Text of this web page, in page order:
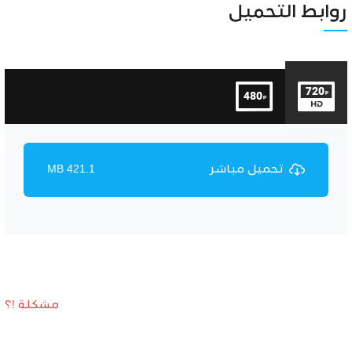
Unmute Settings
روابط التحميل
تحميل مباشر 421.1 MB
مشكلة !؟